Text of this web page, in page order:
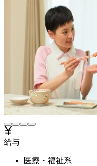
給与
医療・福祉系